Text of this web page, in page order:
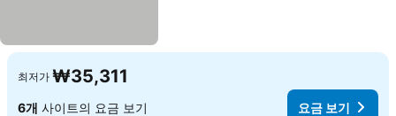
최저가 ₩35,311
6개 사이트의 요금 보기 요금 보기